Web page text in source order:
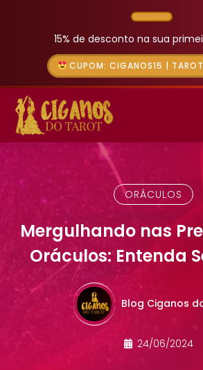
15% de desconto na sua
CUPOM: CIGANOS15 |
ORÁCULOS
Mergulhando nas
Oráculos: Entenda
Blog Ciganos
24/06/2024